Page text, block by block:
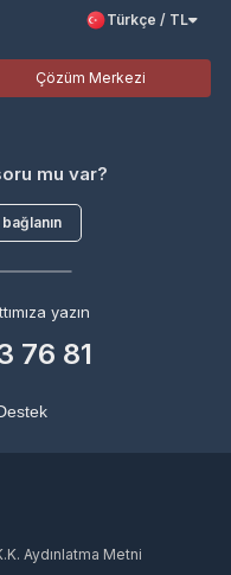
Türkçe / TL
Çözüm Merkezi
mu var?
yazın
76 81
Aydınlatma Metni